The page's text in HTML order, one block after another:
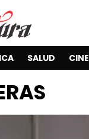
SALUD CINE